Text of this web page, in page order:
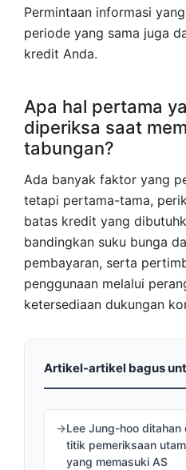
Permintaan informasi
periode yang sama juga
kredit Anda.
Apa hal pertama
diperiksa saat
tabungan?
Ada banyak faktor yang
tetapi pertama-tama,
batas kredit yang
bandingkan suku bunga
pembayaran, serta
penggunaan melalui
ketersediaan dukungan
Artikel-artikel bagus
Lee Jung-hoo ditahan
titik pemeriksaan
yang memasuki AS